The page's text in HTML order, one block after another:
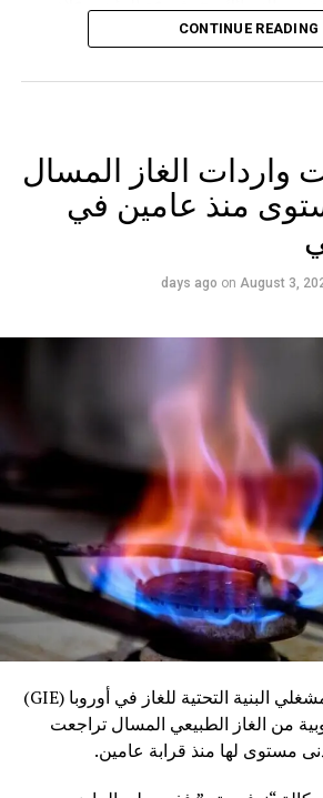
مرسوما يمنع تصدير سبائك الذهب التي
الثلاثة (شيريميتيفو ودوموديدوفو
(كنيفيتشي) بشرط حصولهم
الرقابة الروسية على المعادن
CONTINUE READING
واردات الغاز المسال
منذ عامين في
on August 3,
أشارت بيانات رابطة مشغلي البنية التحتية للغاز في أوروبا (GIE)
من الغاز الطبيعي المسال تراجعت
مستوى لها منذ قرابة عامين.